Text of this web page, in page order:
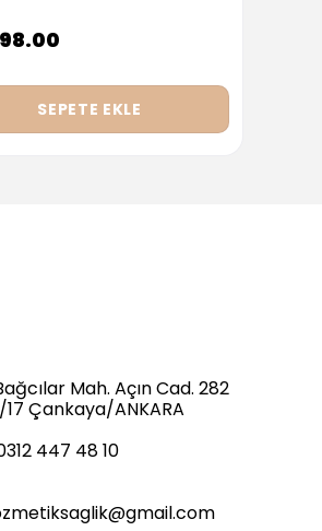
SEPETE EKLE
Mah. Açın Cad. 282
Çankaya/ANKARA
447 48 10